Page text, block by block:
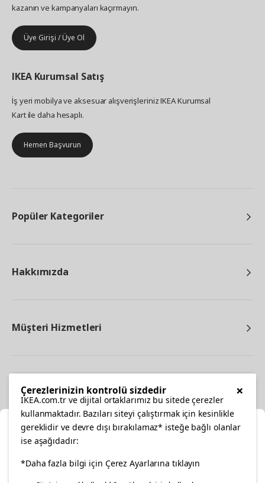
kazanın ve kampanyaları kaçırmayın.
Üye Girişi / Üye Ol
IKEA Kurumsal Satış
İş yeri mobilya ve aksesuar alışverişleriniz IKEA Kurumsal
Kart ile daha hesaplı.
Hemen Başvurun
Popüler Kategoriler
Hakkımızda
Müşteri Hizmetleri
facebooktwitterinstagrampinterestyoutube
Konumunuzu Seçin
×
Çerezlerinizin kontrolü sizdedir
IKEA.com.tr ve dijital ortaklarımız bu sitede çerezler
kullanmaktadır. Bazıları siteyi çalıştırmak için kesinlikle
gereklidir ve devre dışı bırakılamaz* isteğe bağlı olanlar
ise aşağıdadır:
*Daha fazla bilgi için Çerez Ayarlarına tıklayın